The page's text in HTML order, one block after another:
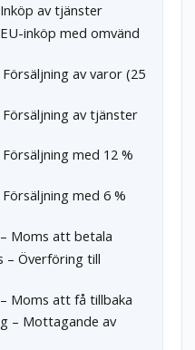
av tjänster
inköp med omvänd
av varor (25
av tjänster
med 12 %
med 6 %
Moms att betala
– Överföring till
Moms att få tillbaka
– Mottagande av